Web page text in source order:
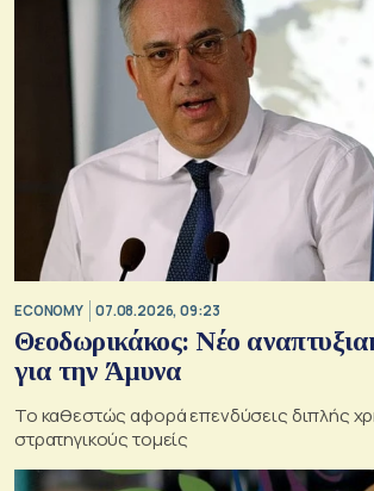
ECONOMY 07.08.2026, 09:23
Θεοδωρικάκος: Νέο
για την Άμυνα
Το καθεστώς αφορά επενδύσεις διπλής
στρατηγικούς τομείς